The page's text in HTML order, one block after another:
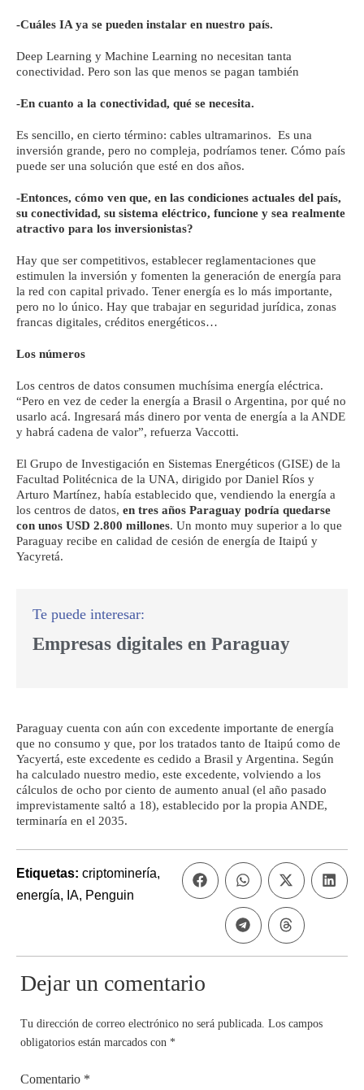
-Cuáles IA ya se pueden instalar en nuestro país.
Deep Learning y Machine Learning no necesitan tanta
conectividad. Pero son las que menos se pagan también
-En cuanto a la conectividad, qué se necesita.
Es sencillo, en cierto término: cables ultramarinos. Es una
inversión grande, pero no compleja, podríamos tener. Cómo país
puede ser una solución que esté en dos años.
-Entonces, cómo ven que, en las condiciones actuales del país,
su conectividad, su sistema eléctrico, funcione y sea realmente
atractivo para los inversionistas?
Hay que ser competitivos, establecer reglamentaciones que
estimulen la inversión y fomenten la generación de energía para
la red con capital privado. Tener energía es lo más importante,
pero no lo único. Hay que trabajar en seguridad jurídica, zonas
francas digitales, créditos energéticos…
Los números
Los centros de datos consumen muchísima energía eléctrica.
“Pero en vez de ceder la energía a Brasil o Argentina, por qué no
usarlo acá. Ingresará más dinero por venta de energía a la ANDE
y habrá cadena de valor”, refuerza Vaccotti.
El Grupo de Investigación en Sistemas Energéticos (GISE) de la
Facultad Politécnica de la UNA, dirigido por Daniel Ríos y
Arturo Martínez, había establecido que, vendiendo la energía a
los centros de datos, en tres años Paraguay podría quedarse
con unos USD 2.800 millones. Un monto muy superior a lo que
Paraguay recibe en calidad de cesión de energía de Itaipú y
Yacyretá.
Empresas digitales en Paraguay
Paraguay cuenta con aún con excedente importante de energía
que no consumo y que, por los tratados tanto de Itaipú como de
Yacyertá, este excedente es cedido a Brasil y Argentina. Según
ha calculado nuestro medio, este excedente, volviendo a los
cálculos de ocho por ciento de aumento anual (el año pasado
imprevistamente saltó a 18), establecido por la propia ANDE,
terminaría en el 2035.
Etiquetas: criptominería,
energía, IA, Penguin
Dejar un comentario
Tu dirección de correo electrónico no será publicada. Los campos
obligatorios están marcados con *
Comentario *